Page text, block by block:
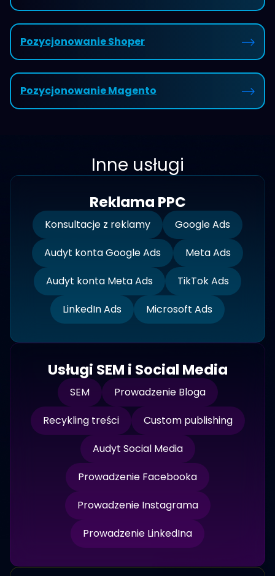
Pozycjonowanie Shoper
Pozycjonowanie Magento
Inne usługi
Reklama PPC
Konsultacje z reklamy
Google Ads
Audyt konta Google Ads
Meta Ads
Audyt konta Meta Ads
TikTok Ads
LinkedIn Ads
Microsoft Ads
Usługi SEM i Social Media
SEM
Prowadzenie Bloga
Recykling treści
Custom publishing
Audyt Social Media
Prowadzenie Facebooka
Prowadzenie Instagrama
Prowadzenie LinkedIna